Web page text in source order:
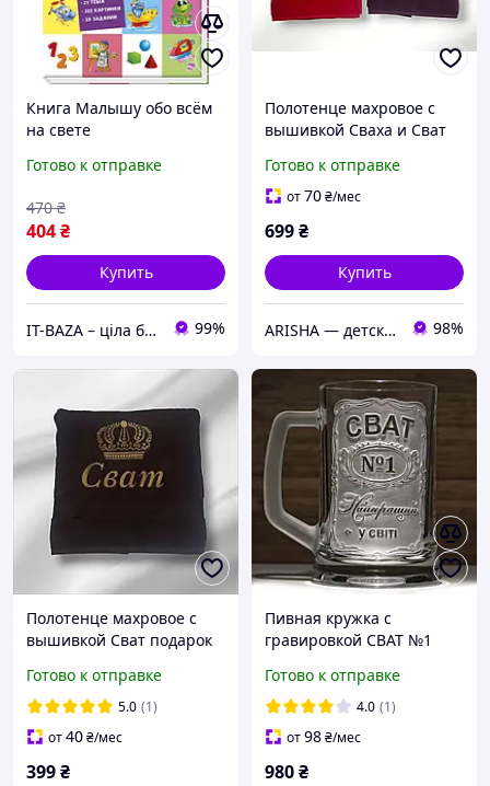
Книга Малышу обо всём
на свете
Готово к отправке
404₴
470 ₴
Купить
IT-BAZA – ціла база потрібних речей для всієї родини 99%
Полотенце махровое с
вышивкой Сваха и Сват
родственников Цена за
пару
Готово к отправке
от70₴/мес
699₴
Купить
ARISHA — детская одежда и именная вышивка 98%
Полотенце махровое с
вышивкой Сват подарок
Готово к отправке
5.0 (1)
от40₴/мес
399₴
Пивная кружка с
гравировкой СВАТ №1
Готово к отправке
4.0 (1)
от98₴/мес
980₴